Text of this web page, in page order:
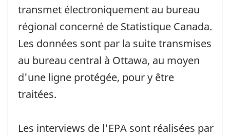
transmet électroniquement au bureau
régional concerné de Statistique Canada.
Les données sont par la suite transmises
au bureau central à Ottawa, au moyen
d'une ligne protégée, pour y être
traitées.
Les interviews de l'EPA sont réalisées par